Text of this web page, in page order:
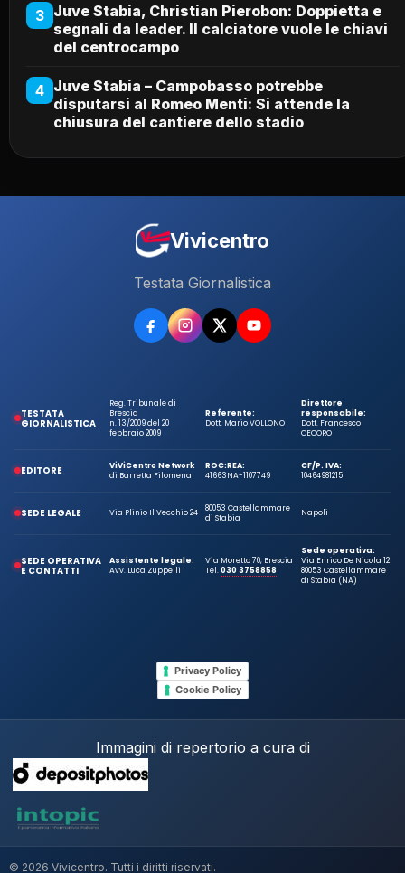
3 Juve Stabia, Christian Pierobon: Doppietta e
segnali da leader. Il calciatore vuole le chiavi
del centrocampo
4 Juve Stabia – Campobasso potrebbe
disputarsi al Romeo Menti: Si attende la
chiusura del cantiere dello stadio
Vivicentro
Testata Giornalistica
TESTATA
GIORNALISTICA
Reg. Tribunale di
Brescia
n. 13/2009 del 20
febbraio 2009
Referente:
Dott. Mario VOLLONO
Direttore
responsabile:
Dott. Francesco
CECORO
EDITORE
ViViCentro Network
di Barretta Filomena
ROC:
41663
REA:
NA-1107749
CF/P. IVA:
10464981215
SEDE LEGALE Via Plinio Il Vecchio 24
80053 Castellammare
di Stabia
Napoli
SEDE OPERATIVA
E CONTATTI
Assistente legale:
Avv. Luca Zuppelli
Via Moretto 70, Brescia
Tel.030 3758858
Sede operativa:
Via Enrico De Nicola 12
80053 Castellammare
di Stabia (NA)
Privacy Policy
Cookie Policy
Immagini di repertorio a cura di
© 2026 Vivicentro. Tutti i diritti riservati.